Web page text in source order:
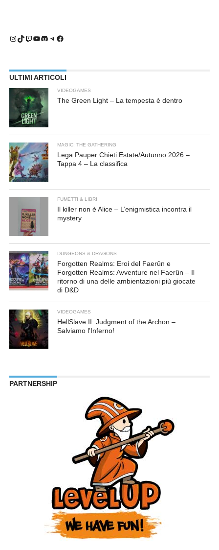
Instagram
TikTok
Twitch
YouTube
Discord
Telegram
Facebook
ULTIMI ARTICOLI
VIDEOGAMES
The Green Light – La tempesta è dentro
MAGIC: THE GATHERING
Lega Pauper Chieti Estate/Autunno 2026 –
Tappa 4 – La classifica
FUMETTI & LIBRI
Il killer non è Alice – L’enigmistica incontra il
mystery
DUNGEONS & DRAGONS
Forgotten Realms: Eroi del Faerûn e
Forgotten Realms: Avventure nel Faerûn – Il
ritorno di una delle ambientazioni più giocate
di D&D
VIDEOGAMES
HellSlave II: Judgment of the Archon –
Salviamo l’Inferno!
PARTNERSHIP